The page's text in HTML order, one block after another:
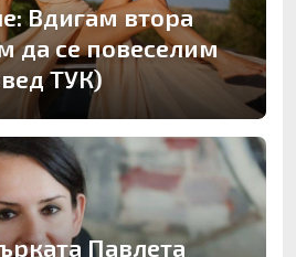
Вдигам втора
да се повеселим
ТУК)
Павлета